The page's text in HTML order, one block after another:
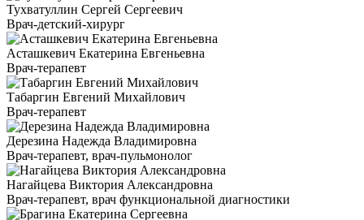
Тухватуллин Сергей Сергеевич
Врач-детский-хирург
Асташкевич Екатерина Евгеньевна
Врач-терапевт
Табаргин Евгений Михайлович
Врач-терапевт
Дерезина Надежда Владимировна
Врач-терапевт, врач-пульмонолог
Нагайцева Виктория Александровна
Врач-терапевт, врач функциональной диагностики